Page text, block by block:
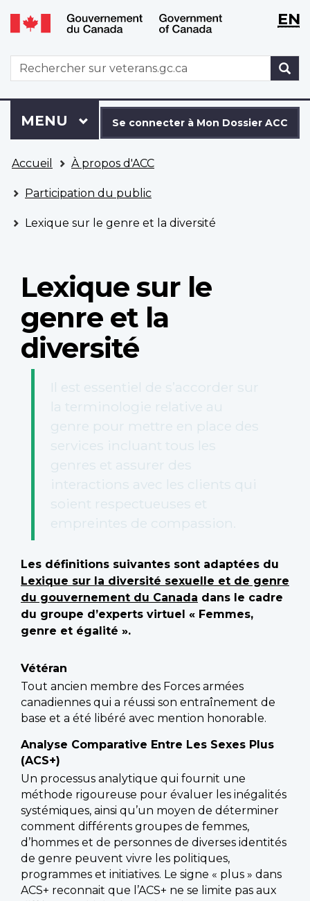
Aller
au
principal
Passer
à
version
HTML
simplifiée
WxT
WxTEN
WxT
Search
form
connecter
à
Dossier
ACC
Se connecter à Mon Dossier ACC
Menu
MENU PRINCIPAL
êtes
ici
Accueil À propos d'ACC
Participation du public
Lexique sur le genre et la diversité
Lexique sur le
genre et la
diversité
Il est essentiel de s’accorder sur
la terminologie relative au
genre pour mettre en place des
services incluant tous les
genres et assurer des
interactions avec les clients qui
soient respectueuses et
empreintes de compassion.
Les définitions suivantes sont adaptées du
Lexique sur la diversité sexuelle et de genre
du gouvernement du Canada dans le cadre
du groupe d’experts virtuel « Femmes,
genre et égalité ».
Vétéran
Tout ancien membre des Forces armées
canadiennes qui a réussi son entraînement de
base et a été libéré avec mention honorable.
Analyse Comparative Entre Les Sexes Plus
(ACS+)
Un processus analytique qui fournit une
méthode rigoureuse pour évaluer les inégalités
systémiques, ainsi qu’un moyen de déterminer
comment différents groupes de femmes,
d’hommes et de personnes de diverses identités
de genre peuvent vivre les politiques,
programmes et initiatives. Le signe « plus » dans
ACS+ reconnait que l’ACS+ ne se limite pas aux